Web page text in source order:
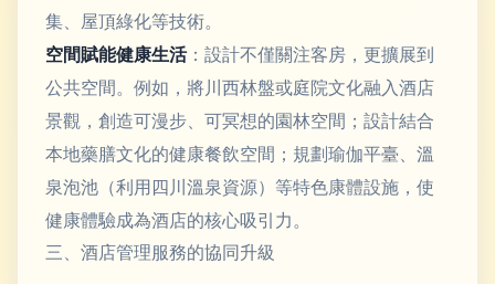
集、屋頂綠化等技術。
空間賦能健康生活：設計不僅關注客房，更擴展到
公共空間。例如，將川西林盤或庭院文化融入酒店
景觀，創造可漫步、可冥想的園林空間；設計結合
本地藥膳文化的健康餐飲空間；規劃瑜伽平臺、溫
泉泡池（利用四川溫泉資源）等特色康體設施，使
健康體驗成為酒店的核心吸引力。
三、酒店管理服務的協同升級